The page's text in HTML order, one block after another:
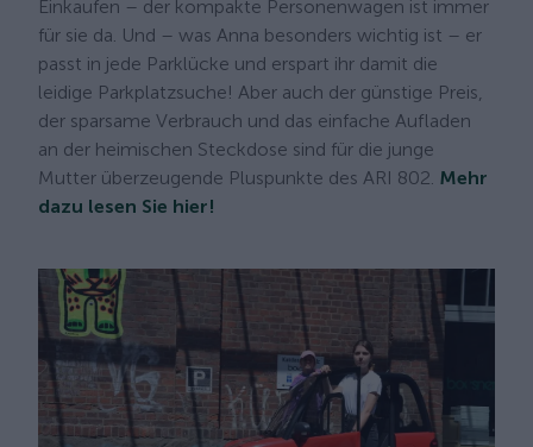
Einkaufen – der kompakte Personenwagen ist immer
für sie da. Und – was Anna besonders wichtig ist – er
passt in jede Parklücke und erspart ihr damit die
leidige Parkplatzsuche! Aber auch der günstige Preis,
der sparsame Verbrauch und das einfache Aufladen
an der heimischen Steckdose sind für die junge
Mutter überzeugende Pluspunkte des ARI 802. Mehr
dazu lesen Sie hier!